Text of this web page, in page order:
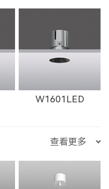
W1617LED
11181LED
1231LED-3
1351LED-5
W1601LED
查看更多